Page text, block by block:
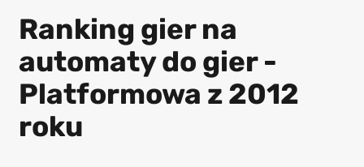
Ranking gier na
automaty do gier -
Platformowa z 2012
roku